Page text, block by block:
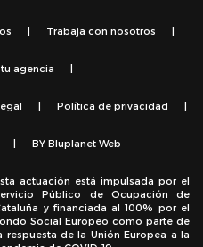
| Trabaja con nosotros |
agencia |
| Política de privacidad |
| BY Bluplanet Web
actuación está impulsada por el
Público de Ocupación de
y financiada al 100% por el
Social Europeo como parte de
respuesta de la Unión Europea a la